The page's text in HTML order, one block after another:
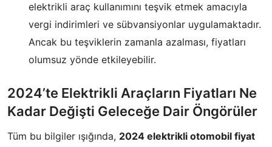
elektrikli araç kullanımını teşvik etmek amacıyla
vergi indirimleri ve sübvansiyonlar uygulamaktadır.
Ancak bu teşviklerin zamanla azalması, fiyatları
olumsuz yönde etkileyebilir.
2024’te Elektrikli Araçların Fiyatları Ne
Kadar Değişti Geleceğe Dair Öngörüler
Tüm bu bilgiler ışığında, 2024 elektrikli otomobil fiyat